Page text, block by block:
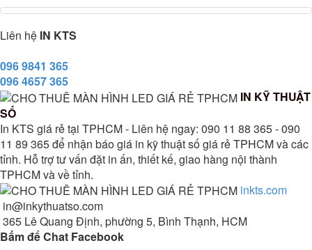
Liên hệ IN KTS
096 9841 365
096 4657 365
IN KỸ THUẬT
SỐ
In KTS giá rẻ tại TPHCM - Liên hệ ngay: 090 11 88 365 - 090
11 89 365 để nhận báo giá in kỹ thuật số giá rẻ TPHCM và các
tỉnh. Hỗ trợ tư vấn đặt in ấn, thiết kế, giao hàng nội thành
TPHCM và về tỉnh.
inkts.com
in@inkythuatso.com
365 Lê Quang Định, phường 5, Bình Thạnh, HCM
Bấm để Chat Facebook